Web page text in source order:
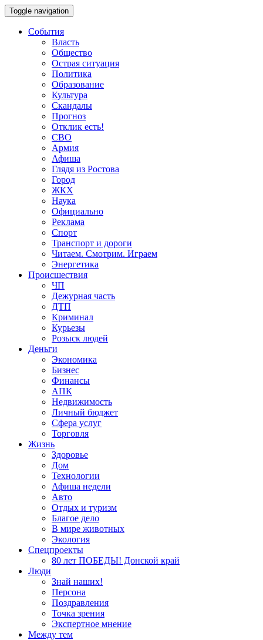
Toggle navigation
События
Власть
Общество
Острая ситуация
Политика
Образование
Культура
Скандалы
Прогноз
Отклик есть!
СВО
Армия
Афиша
Глядя из Ростова
Город
ЖКХ
Наука
Официально
Реклама
Спорт
Транспорт и дороги
Читаем. Смотрим. Играем
Энергетика
Происшествия
ЧП
Дежурная часть
ДТП
Криминал
Курьезы
Розыск людей
Деньги
Экономика
Бизнес
Финансы
АПК
Недвижимость
Личный бюджет
Сфера услуг
Торговля
Жизнь
Здоровье
Дом
Технологии
Афиша недели
Авто
Отдых и туризм
Благое дело
В мире животных
Экология
Спецпроекты
80 лет ПОБЕДЫ! Донской край
Люди
Знай наших!
Персона
Поздравления
Точка зрения
Экспертное мнение
Между тем